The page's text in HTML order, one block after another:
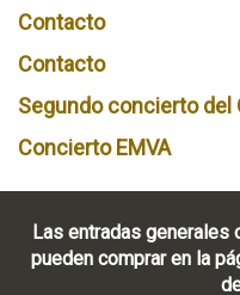
Contacto
Contacto
Segundo concierto del
Concierto EMVA
Las entradas generales
pueden comprar en la